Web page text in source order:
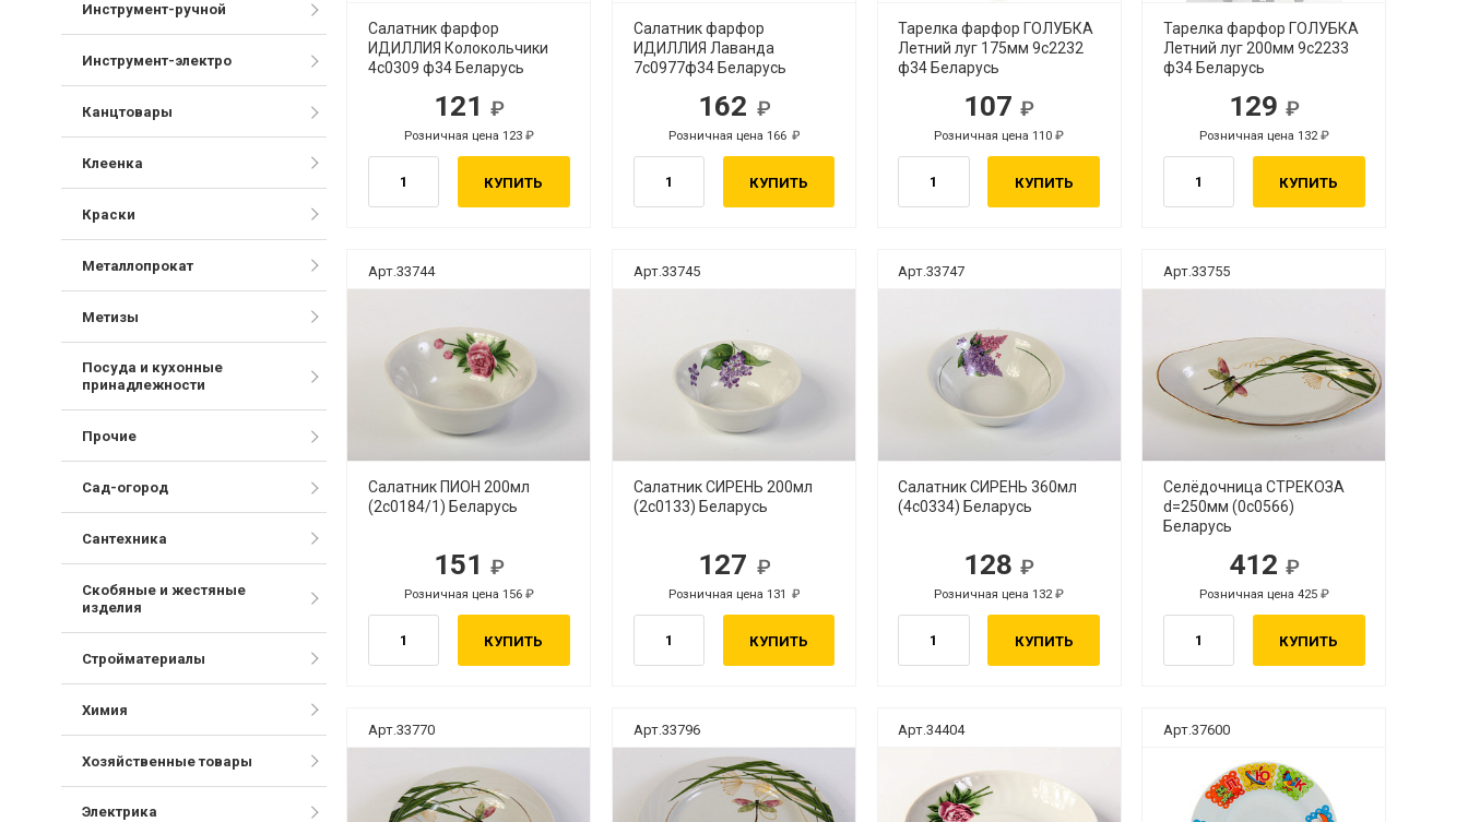
Салатник фарфор
ИДИЛЛИЯ Колокольчики
4с0309 ф34 Беларусь
121
Розничная цена 123
КУПИТЬ
Салатник фарфор
ИДИЛЛИЯ Лаванда
7с0977ф34 Беларусь
162
Розничная цена 166
руб.
КУПИТЬ
Тарелка фарфор ГОЛУБКА
Летний луг 175мм 9с2232
ф34 Беларусь
107
руб.
Розничная цена 110
руб.
КУПИТЬ
Тарелка фарфор ГОЛУБКА
Летний луг 200мм 9с2233
ф34 Беларусь
129
руб.
Розничная цена 132
руб.
КУПИТЬ
Арт.33744
Салатник ПИОН 200мл
(2с0184/1) Беларусь
151
Розничная цена 156
КУПИТЬ
Арт.33745
Салатник СИРЕНЬ 200мл
(2с0133) Беларусь
127
руб.
Розничная цена 131
руб.
КУПИТЬ
Арт.33747
Салатник СИРЕНЬ 360мл
(4с0334) Беларусь
128
руб.
Розничная цена 132
руб.
КУПИТЬ
Арт.33755
Селёдочница СТРЕКОЗА
d=250мм (0с0566)
Беларусь
412
руб.
Розничная цена 425
руб.
КУПИТЬ
Арт.33770 Арт.33796 Арт.34404 Арт.37600
Инструмент-ручной
Инструмент-электро
Канцтовары
Клеенка
Краски
Металлопрокат
Метизы
Посуда и кухонные
принадлежности
Прочие
Сад-огород
Сантехника
Скобяные и жестяные
изделия
Стройматериалы
Химия
Хозяйственные товары
Электрика